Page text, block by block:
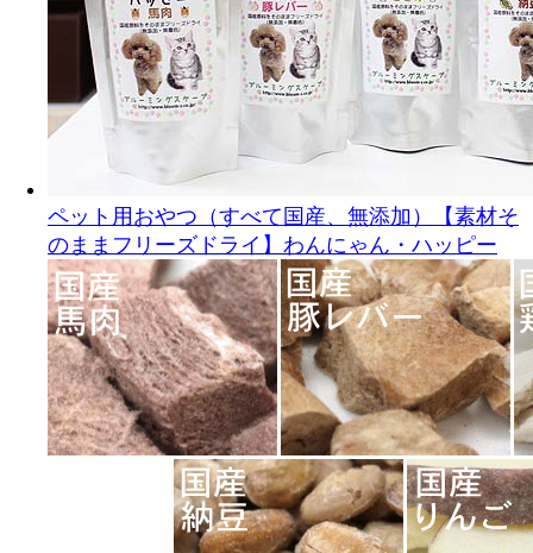
ペット用おやつ（すべて国産、無添加）【素材そ
のままフリーズドライ】わんにゃん・ハッピー